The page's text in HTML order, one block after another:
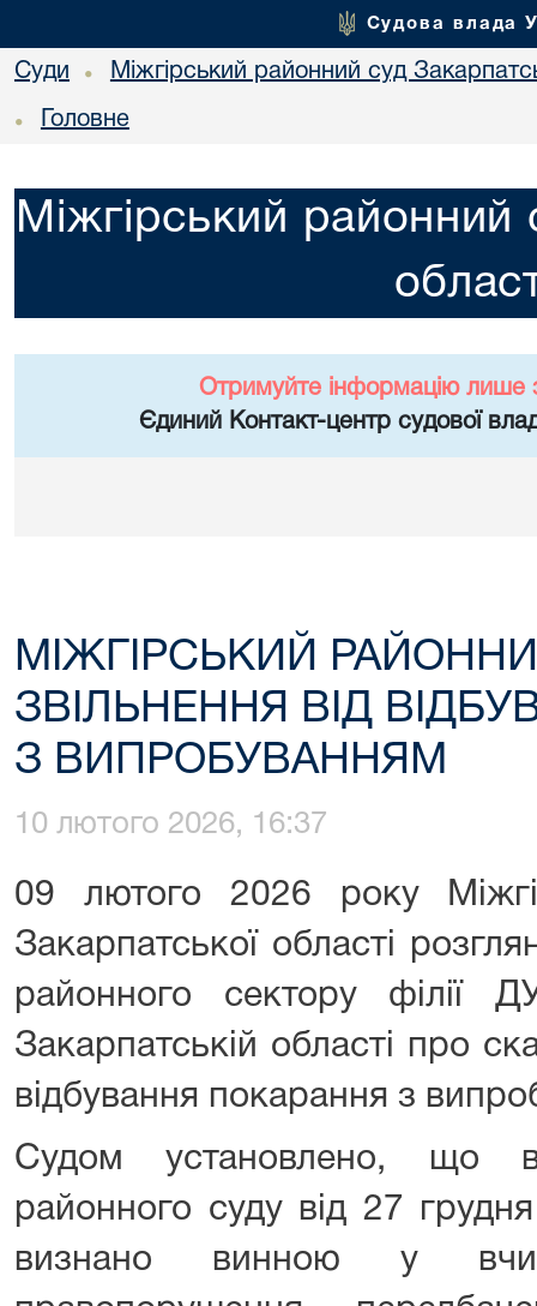
Судова влада
Суди • Міжгірський районний суд
• Головне
Міжгірський районний
Отримуйте інформацію лише
Єдиний Контакт-центр судової
МІЖГІРСЬКИЙ
ЗВІЛЬНЕННЯ ВІД
З ВИПРОБУВАННЯМ
10 лютого 2026, 16:37
09 лютого 2026 року
Закарпатської області
районного сектору філії
Закарпатській області про
відбування покарання з
Судом установлено, що
районного суду від 27
визнано винною у